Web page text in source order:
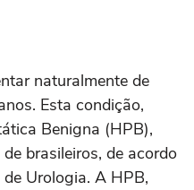
naturalmente de
Esta condição,
Benigna (HPB),
brasileiros, de acordo
Urologia. A HPB,